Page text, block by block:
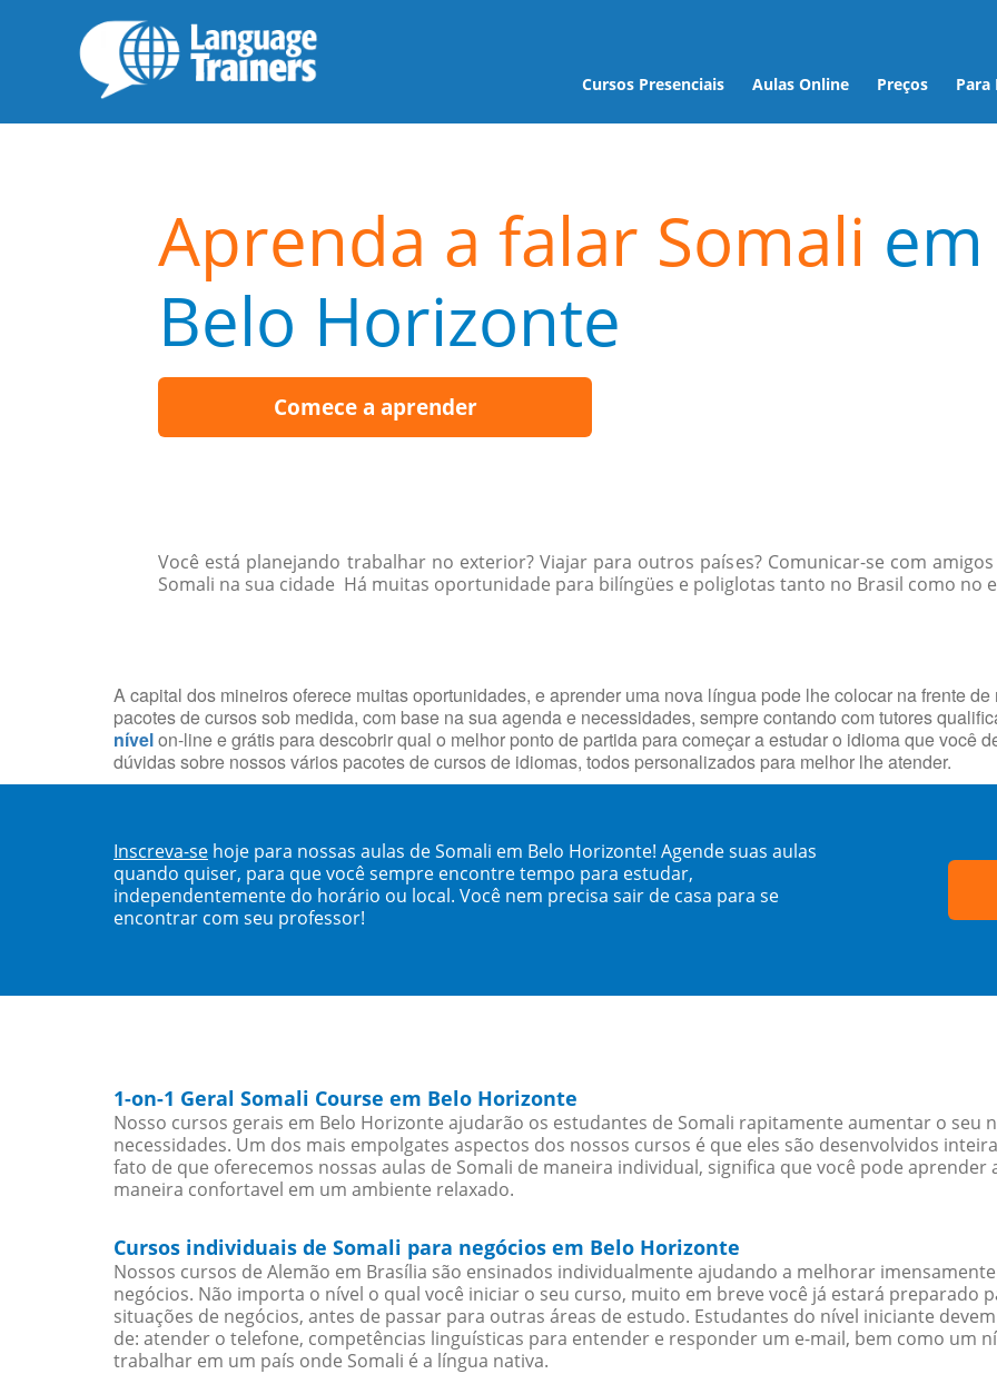
Cursos Presenciais Aulas Online Preços Para
Aprenda a falar Somali em
Belo Horizonte
Comece a aprender
Você está planejando trabalhar no exterior? Viajar para outros países? Comunicar-se com
Somali na sua cidade Há muitas oportunidade para bilíngües e poliglotas tanto no Brasil como no
A capital dos mineiros oferece muitas oportunidades, e aprender uma nova língua pode lhe colocar na frente
pacotes de cursos sob medida, com base na sua agenda e necessidades, sempre contando com tutores
nívelon-line e grátis para descobrir qual o melhor ponto de partida para começar a estudar o idioma que você
dúvidas sobre nossos vários pacotes de cursos de idiomas, todos personalizados para melhor lhe atender.
Inscreva-se hoje para nossas aulas de Somali em Belo Horizonte! Agende suas aulas
quando quiser, para que você sempre encontre tempo para estudar,
independentemente do horário ou local. Você nem precisa sair de casa para se
encontrar com seu professor!
1-on-1 Geral Somali Course em Belo Horizonte
Nosso cursos gerais em Belo Horizonte ajudarão os estudantes de Somali rapitamente aumentar o seu
necessidades. Um dos mais empolgates aspectos dos nossos cursos é que eles são desenvolvidos
fato de que oferecemos nossas aulas de Somali de maneira individual, significa que você pode aprender
maneira confortavel em um ambiente relaxado.
Cursos individuais de Somali para negócios em Belo Horizonte
Nossos cursos de Alemão em Brasília são ensinados individualmente ajudando a melhorar
negócios. Não importa o nível o qual você iniciar o seu curso, muito em breve você já estará preparado
situações de negócios, antes de passar para outras áreas de estudo. Estudantes do nível iniciante
de: atender o telefone, competências linguísticas para entender e responder um e-mail, bem como um
trabalhar em um país onde Somali é a língua nativa.